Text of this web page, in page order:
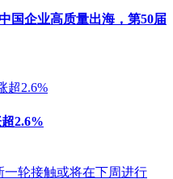
国企业高质量出海，第50届
2.6%